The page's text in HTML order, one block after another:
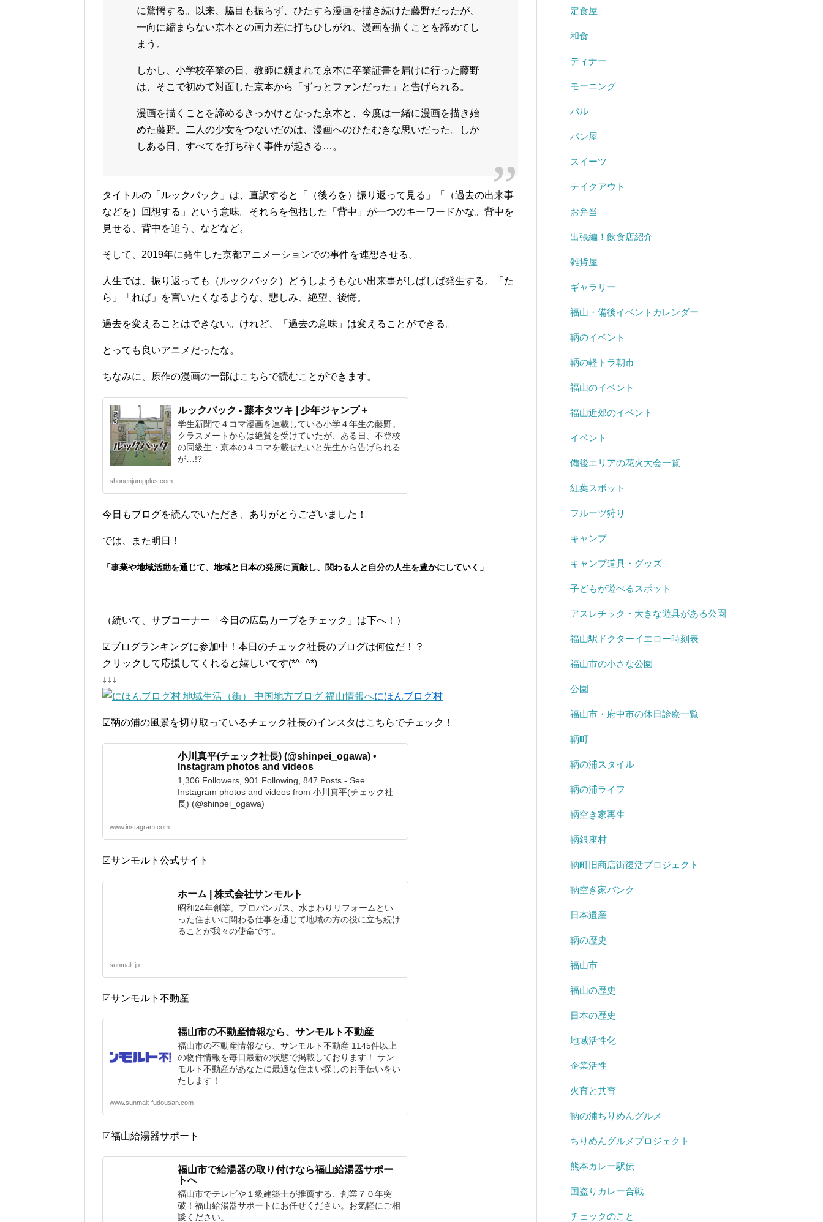
に驚愕する。以来、脇目も振らず、ひたすら漫画を描き続けた藤野だったが、
一向に縮まらない京本との画力差に打ちひしがれ、漫画を描くことを諦めてし
まう。
しかし、小学校卒業の日、教師に頼まれて京本に卒業証書を届けに行った藤野
は、そこで初めて対面した京本から「ずっとファンだった」と告げられる。
漫画を描くことを諦めるきっかけとなった京本と、今度は一緒に漫画を描き始
めた藤野。二人の少女をつないだのは、漫画へのひたむきな思いだった。しか
しある日、すべてを打ち砕く事件が起きる…。
タイトルの「ルックバック」は、直訳すると「（後ろを）振り返って見る」「（過去の出来事
などを）回想する」という意味。それらを包括した「背中」が一つのキーワードかな。背中を
見せる、背中を追う、などなど。
そして、2019年に発生した京都アニメーションでの事件を連想させる。
人生では、振り返っても（ルックバック）どうしようもない出来事がしばしば発生する。「た
ら」「れば」を言いたくなるような、悲しみ、絶望、後悔。
過去を変えることはできない。けれど、「過去の意味」は変えることができる。
とっても良いアニメだったな。
ちなみに、原作の漫画の一部はこちらで読むことができます。
ルックバック - 藤本タツキ | 少年ジャンプ＋
学生新聞で４コマ漫画を連載している小学４年生の藤野。
クラスメートからは絶賛を受けていたが、ある日、不登校
の同級生・京本の４コマを載せたいと先生から告げられる
が…!?
shonenjumpplus.com
今日もブログを読んでいただき、ありがとうございました！
では、また明日！
「事業や地域活動を通じて、地域と日本の発展に貢献し、関わる人と自分の人生を豊かにしていく」
（続いて、サブコーナー「今日の広島カープをチェック」は下へ！）
☑ブログランキングに参加中！本日のチェック社長のブログは何位だ！？
クリックして応援してくれると嬉しいです(*^_^*)
↓↓↓
にほんブログ村
☑鞆の浦の風景を切り取っているチェック社長のインスタはこちらでチェック！
小川真平(チェック社長) (@shinpei_ogawa) •
Instagram photos and videos
1,306 Followers, 901 Following, 847 Posts - See
Instagram photos and videos from 小川真平(チェック社
長) (@shinpei_ogawa)
www.instagram.com
☑サンモルト公式サイト
ホーム | 株式会社サンモルト
昭和24年創業。プロパンガス、水まわりリフォームとい
った住まいに関わる仕事を通じて地域の方の役に立ち続け
ることが我々の使命です。
sunmalt.jp
☑サンモルト不動産
福山市の不動産情報なら、サンモルト不動産
福山市の不動産情報なら、サンモルト不動産 1145件以上
の物件情報を毎日最新の状態で掲載しております！ サン
モルト不動産があなたに最適な住まい探しのお手伝いをい
たします！
www.sunmalt-fudousan.com
☑福山給湯器サポート
福山市で給湯器の取り付けなら福山給湯器サポー
トへ
福山市でテレビや１級建築士が推薦する、創業７０年突
破！福山給湯器サポートにお任せください。お気軽にご相
談ください。
定食屋
和食
ディナー
モーニング
バル
パン屋
スイーツ
テイクアウト
お弁当
出張編！飲食店紹介
雑貨屋
ギャラリー
福山・備後イベントカレンダー
鞆のイベント
鞆の軽トラ朝市
福山のイベント
福山近郊のイベント
イベント
備後エリアの花火大会一覧
紅葉スポット
フルーツ狩り
キャンプ
キャンプ道具・グッズ
子どもが遊べるスポット
アスレチック・大きな遊具がある公園
福山駅ドクターイエロー時刻表
福山市の小さな公園
公園
福山市・府中市の休日診療一覧
鞆町
鞆の浦スタイル
鞆の浦ライフ
鞆空き家再生
鞆銀座村
鞆町旧商店街復活プロジェクト
鞆空き家バンク
日本遺産
鞆の歴史
福山市
福山の歴史
日本の歴史
地域活性化
企業活性
火育と共育
鞆の浦ちりめんグルメ
ちりめんグルメプロジェクト
熊本カレー駅伝
国盗りカレー合戦
チェックのこと